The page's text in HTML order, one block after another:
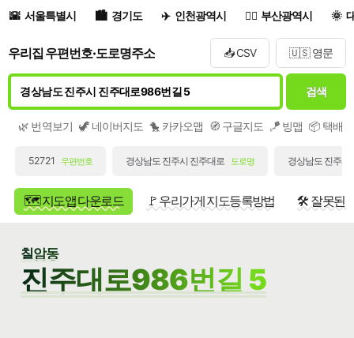
서울특별시 경기도 인천광역시 부산광역시
우리집 우편번호·도로명주소 📥 CSV 🇺🇸 영문
검색
🌿 번역보기 🦖 네이버지도 🐤 카카오맵 🧭 구글지도 🪁 빙맵 📦 택배/
52721 우편번호 경상남도 진주시 진주대로 도로명 경상남도 진주시
🗺️ 지도앱 다운로드 🚩 우리가게 지도등록방법 🛠️ 잘못된
칠암동
진주대로986번길 5